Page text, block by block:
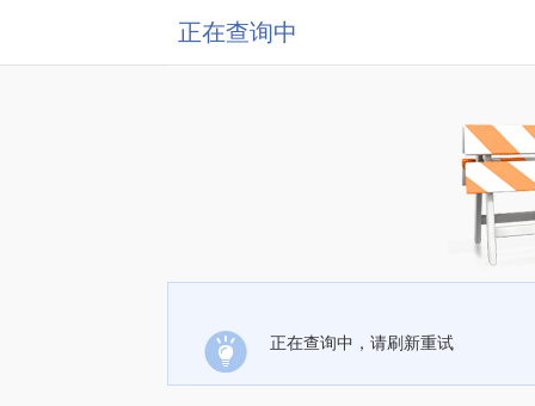
正在查询中
正在查询中，请刷新重试